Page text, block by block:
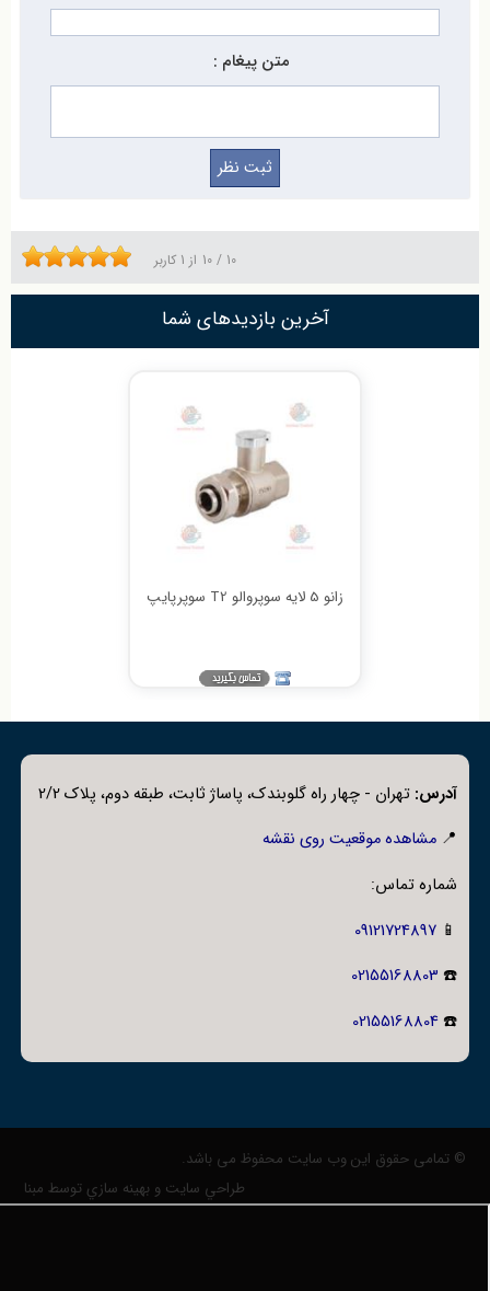
متن پیغام :
10 / 10 از 1 کاربر
آخرین بازدیدهای شما
زانو 5 لایه سوپروالو T2 سوپرپایپ
آدرس: تهران - چهار راه گلوبندک، پاساژ ثابت، طبقه دوم، پلاک 2/2
📍مشاهده موقعیت روی نقشه
شماره تماس:
📱
09121724897
☎️
02155168803
☎️
02155168804
© تمامی حقوق این وب سایت محفوظ می باشد.
طراحي سايت و بهينه سازي توسط مبنا